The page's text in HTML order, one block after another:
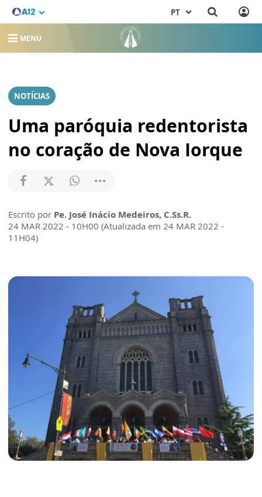
PT
MENU
NOTÍCIAS
Uma paróquia redentorista
no coração de Nova Iorque
Escrito por Pe. José Inácio Medeiros, C.Ss.R.
24 MAR 2022 - 10H00 (Atualizada em 24 MAR 2022 -
11H04)